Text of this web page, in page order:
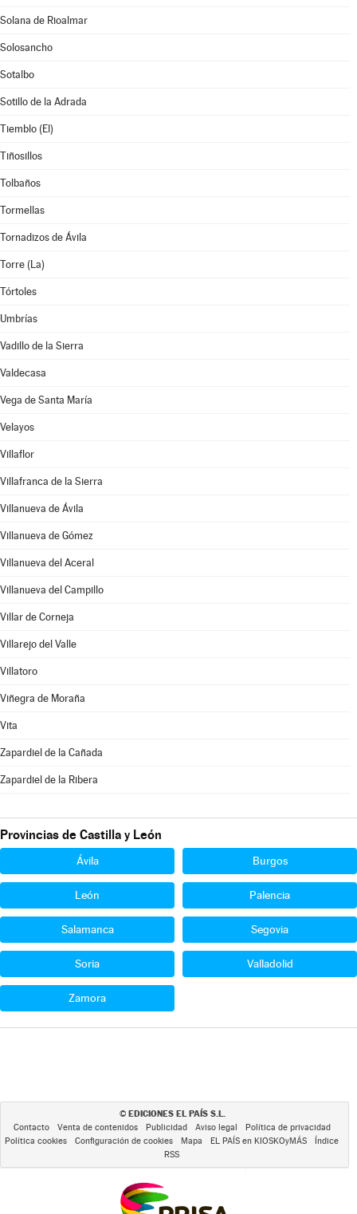
Solana de Rioalmar
Solosancho
Sotalbo
Sotillo de la Adrada
Tiemblo (El)
Tiñosillos
Tolbaños
Tormellas
Tornadizos de Ávila
Torre (La)
Tórtoles
Umbrías
Vadillo de la Sierra
Valdecasa
Vega de Santa María
Velayos
Villaflor
Villafranca de la Sierra
Villanueva de Ávila
Villanueva de Gómez
Villanueva del Aceral
Villanueva del Campillo
Villar de Corneja
Villarejo del Valle
Villatoro
Viñegra de Moraña
Vita
Zapardiel de la Cañada
Zapardiel de la Ribera
Provincias de Castilla y León
Ávila Burgos
León Palencia
Salamanca Segovia
Soria Valladolid
Zamora
© EDICIONES EL PAÍS S.L.
Contacto Venta de contenidos Publicidad Aviso legal
Política de privacidad
Política cookies
Configuración de cookies Mapa EL PAÍS en KIOSKOyMÁS
Índice
RSS